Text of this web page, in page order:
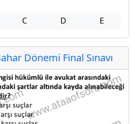
C D E
Dönemi Final Sınavı